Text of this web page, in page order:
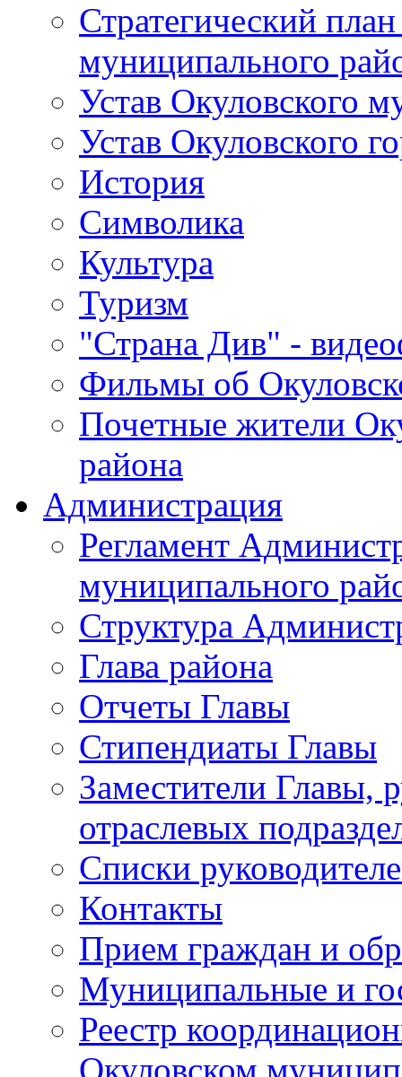
Стратегический
муниципального
Устав Окуловского
Устав Окуловского
История
Символика
Культура
Туризм
"Страна Див" -
Фильмы об
Почетные жители
района
Администрация
Регламент
муниципального
Структура
Глава района
Отчеты Главы
Стипендиаты Главы
Заместители Главы,
отраслевых
Списки
Контакты
Прием граждан и
Муниципальные и
Реестр